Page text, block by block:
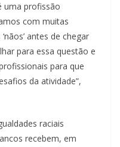
uma profissão
com muitas
antes de chegar
para essa questão e
para que
da atividade”,
raciais
recebem, em